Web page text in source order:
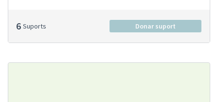
6 Suports Donar suport